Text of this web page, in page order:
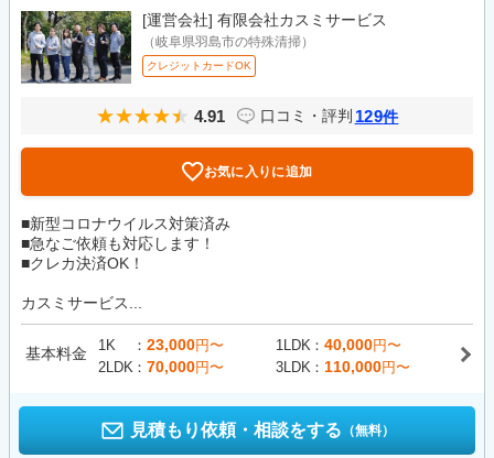
[運営会社] 有限会社カスミサービス
（岐阜県羽島市の特殊清掃）
クレジットカードOK
4.91 口コミ・評判 129件
お気に入りに追加
■新型コロナウイルス対策済み
■急なご依頼も対応します！
■クレカ決済OK！
カスミサービス...
基本料金 1K 23,000円〜 1LDK 40,000円〜
2LDK
70,000円〜 3LDK 110,000円〜
見積もり依頼・相談をする （無料）